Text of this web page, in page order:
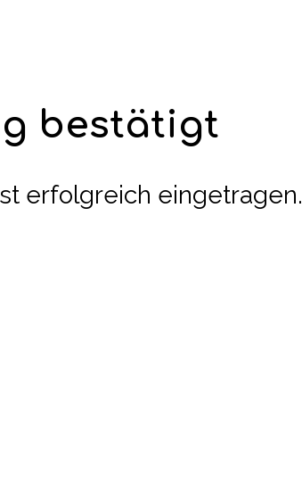
bestätigt
erfolgreich eingetragen.